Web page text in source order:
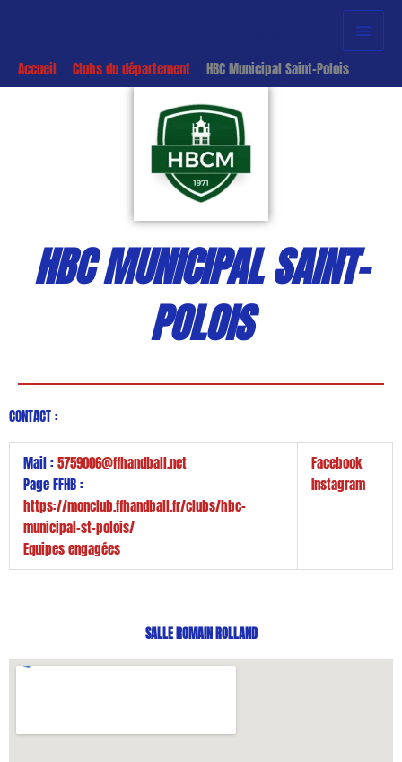
Menu
Accueil Clubs du département HBC Municipal Saint-Polois
HBC MUNICIPAL SAINT-
POLOIS
CONTACT :
Mail :5759006@ffhandball.net
Page FFHB :
https://monclub.ffhandball.fr/clubs/hbc-
municipal-st-polois/
Equipes engagées
Facebook
Instagram
SALLE ROMAIN ROLLAND